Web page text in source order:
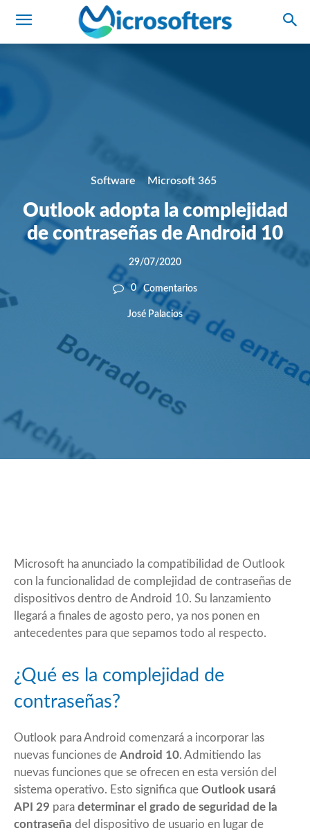
Software Microsoft 365
Outlook adopta la complejidad
de contraseñas de Android 10
29/07/2020
0 Comentarios
José Palacios
Microsoft ha anunciado la compatibilidad de Outlook
con la funcionalidad de complejidad de contraseñas de
dispositivos dentro de Android 10. Su lanzamiento
llegará a finales de agosto pero, ya nos ponen en
antecedentes para que sepamos todo al respecto.
¿Qué es la complejidad de
contraseñas?
Outlook para Android comenzará a incorporar las
nuevas funciones de Android 10. Admitiendo las
nuevas funciones que se ofrecen en esta versión del
sistema operativo. Esto significa que Outlook usará
API 29 para determinar el grado de seguridad de la
contraseña del dispositivo de usuario en lugar de